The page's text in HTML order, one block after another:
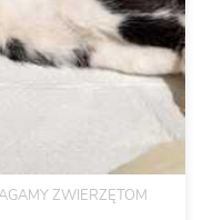
ZWIERZĘTOM